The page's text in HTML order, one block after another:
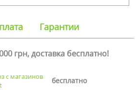
Гарантии
грн, доставка бесплатно!
с магазинов
бесплатно